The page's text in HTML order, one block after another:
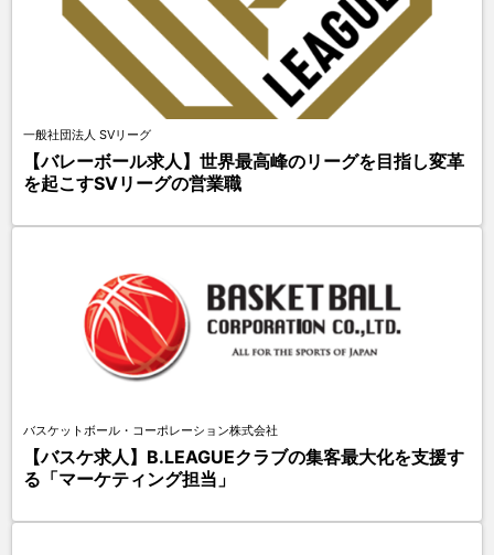
一般社団法人 SVリーグ
【バレーボール求人】世界最高峰のリーグを目指し変革
を起こすSVリーグの営業職
バスケットボール・コーポレーション株式会社
【バスケ求人】B.LEAGUEクラブの集客最大化を支援す
る「マーケティング担当」